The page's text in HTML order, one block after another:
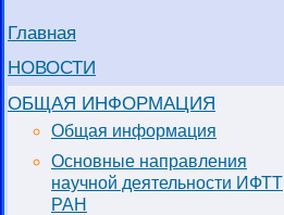
Главная
НОВОСТИ
ОБЩАЯ ИНФОРМАЦИЯ
Общая информация
Основные направления
научной деятельности ИФТТ
РАН